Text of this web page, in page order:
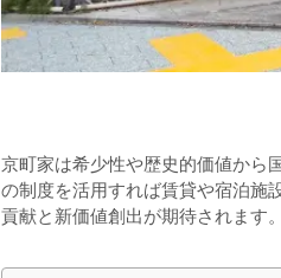
京町家は希少性や歴史的価値から
の制度を活用すれば賃貸や宿泊施
貢献と新価値創出が期待されます。